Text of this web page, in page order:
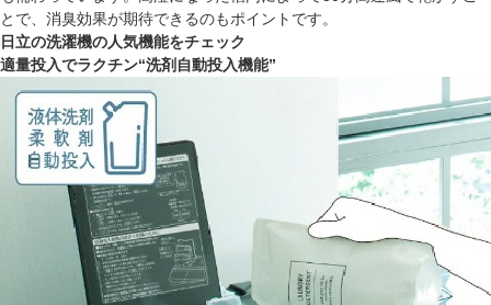
とで、消臭効果が期待できるのもポイントです。
日立の洗濯機の人気機能をチェック
適量投入でラクチン“洗剤自動投入機能”